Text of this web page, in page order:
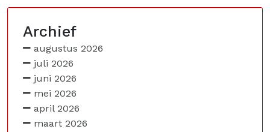
Archief
augustus 2026
juli 2026
juni 2026
mei 2026
april 2026
maart 2026